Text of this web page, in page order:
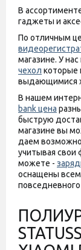
В
гаджеты и
По отличным
магазине. У
чехол которые
выдающимися
В нашем
bank цена
быструю
магазине вы
даем
учитывая свои
можете -
оснащены